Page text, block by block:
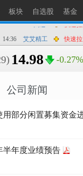
板块 自选股 基金
14:36
*ST四通
快速
艾艾精工
快速拉
14:35
华峰测控
快速
14:35
裕太微-U
快速
14.98 -0.27%
公司新闻
用部分闲置募集资金
半年度业绩预告